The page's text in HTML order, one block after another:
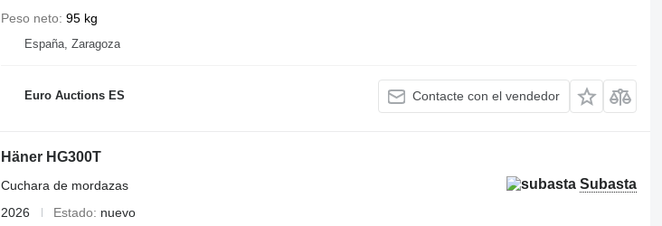
Peso neto 95 kg
España, Zaragoza
Euro Auctions ES Contacte con el vendedor
Häner HG300T
Subasta
Cuchara de mordazas
2026
Estado
nuevo